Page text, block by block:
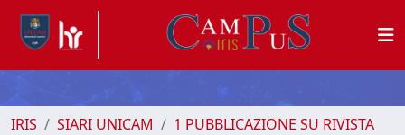
IRIS SIARI UNICAM
1 PUBBLICAZIONE SU RIVISTA